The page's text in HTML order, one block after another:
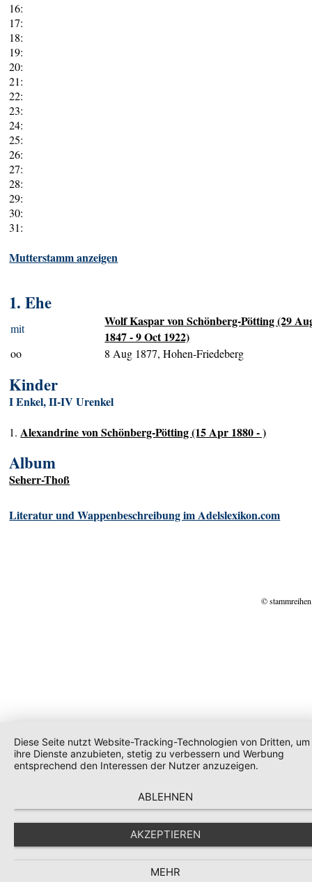
16:
17:
18:
19:
20:
21:
22:
23:
24:
25:
26:
27:
28:
29:
30:
31:
Mutterstamm anzeigen
1. Ehe
mit
Wolf Kaspar von Schönberg-Pötting (29
1847 - 9 Oct 1922)
oo 8 Aug 1877, Hohen-Friedeberg
Kinder
I Enkel, II-IV Urenkel
1.Alexandrine von Schönberg-Pötting (15 Apr 1880 - )
Album
Seherr-Thoß
Literatur und Wappenbeschreibung im Adelslexikon.com
©
Diese Seite nutzt Website-Tracking-Technologien von Dritten, um
ihre Dienste anzubieten, stetig zu verbessern und Werbung
entsprechend den Interessen der Nutzer anzuzeigen.
ABLEHNEN
AKZEPTIEREN
MEHR